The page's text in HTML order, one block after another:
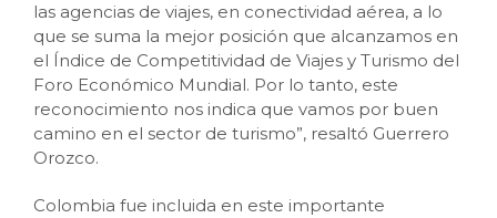
las agencias de viajes, en conectividad aérea, a lo
que se suma la mejor posición que alcanzamos en
el Índice de Competitividad de Viajes y Turismo del
Foro Económico Mundial. Por lo tanto, este
reconocimiento nos indica que vamos por buen
camino en el sector de turismo”, resaltó Guerrero
Orozco.
Colombia fue incluida en este importante